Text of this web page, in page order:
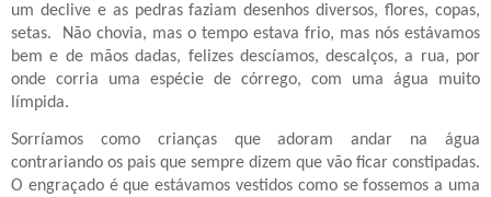
um declive e as pedras faziam desenhos diversos, flores, copas,
setas.
Não chovia, mas o tempo estava frio, mas nós estávamos
bem e de mãos dadas, felizes descíamos, descalços, a rua, por
onde corria uma espécie de córrego, com uma água muito
límpida.
Sorríamos como crianças que adoram andar na água
contrariando os pais que sempre dizem que vão ficar constipadas.
O engraçado é que estávamos vestidos como se fossemos a uma